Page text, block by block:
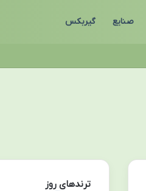
صنایع گیربکس
ترندهای روز